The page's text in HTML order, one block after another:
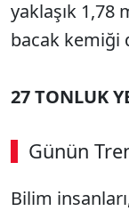
yaklaşık 1,78
bacak kemiği
27 TONLUK
Günün
00:02 / 08:06
Bilim